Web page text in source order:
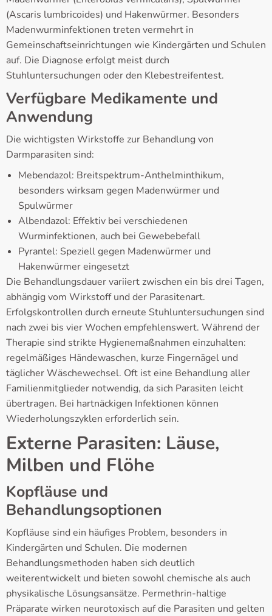
(Ascaris lumbricoides) und Hakenwürmer. Besonders
Madenwurminfektionen treten vermehrt in
Gemeinschaftseinrichtungen wie Kindergärten und Schulen
auf. Die Diagnose erfolgt meist durch
Stuhluntersuchungen oder den Klebestreifentest.
Verfügbare Medikamente und
Anwendung
Die wichtigsten Wirkstoffe zur Behandlung von
Darmparasiten sind:
Mebendazol: Breitspektrum-Anthelminthikum,
besonders wirksam gegen Madenwürmer und
Spulwürmer
Albendazol: Effektiv bei verschiedenen
Wurminfektionen, auch bei Gewebebefall
Pyrantel: Speziell gegen Madenwürmer und
Hakenwürmer eingesetzt
Die Behandlungsdauer variiert zwischen ein bis drei Tagen,
abhängig vom Wirkstoff und der Parasitenart.
Erfolgskontrollen durch erneute Stuhluntersuchungen sind
nach zwei bis vier Wochen empfehlenswert. Während der
Therapie sind strikte Hygienemaßnahmen einzuhalten:
regelmäßiges Händewaschen, kurze Fingernägel und
täglicher Wäschewechsel. Oft ist eine Behandlung aller
Familienmitglieder notwendig, da sich Parasiten leicht
übertragen. Bei hartnäckigen Infektionen können
Wiederholungszyklen erforderlich sein.
Externe Parasiten: Läuse,
Milben und Flöhe
Kopfläuse und
Behandlungsoptionen
Kopfläuse sind ein häufiges Problem, besonders in
Kindergärten und Schulen. Die modernen
Behandlungsmethoden haben sich deutlich
weiterentwickelt und bieten sowohl chemische als auch
physikalische Lösungsansätze. Permethrin-haltige
Präparate wirken neurotoxisch auf die Parasiten und gelten